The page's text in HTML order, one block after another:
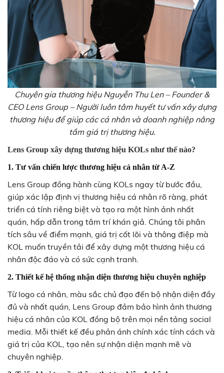
Chuyên gia thương hiệu Nguyễn Thu Len – Founder &
CEO Lens Group – Người luôn tâm huyết tư vấn xây dựng
thương hiệu để giúp các cá nhân và doanh nghiệp nâng
tầm giá trị thương hiệu.
Lens Group xây dựng thương hiệu KOLs như thế nào?
1. Tư vấn chiến lược thương hiệu cá nhân từ A-Z
Lens Group đồng hành cùng KOLs ngay từ bước đầu,
giúp xác lập định vị thương hiệu cá nhân rõ ràng, phát
triển cá tính riêng biệt và tạo ra một hình ảnh nhất
quán, hấp dẫn trong tâm trí khán giả. Chúng tôi phân
tích sâu về điểm mạnh, giá trị cốt lõi và thông điệp mà
KOL muốn truyền tải để xây dựng một thương hiệu cá
nhân độc đáo và có sức cạnh tranh.
2. Thiết kế hệ thống nhận diện thương hiệu chuyên nghiệp
Từ logo cá nhân, màu sắc chủ đạo đến bộ nhận diện đầy
đủ và nhất quán, Lens Group đảm bảo hình ảnh thương
hiệu cá nhân của KOL đồng bộ trên mọi nền tảng social
media. Mỗi thiết kế đều phản ánh chính xác tính cách và
giá trị của KOL, tạo nên sự nhận diện mạnh mẽ và
chuyên nghiệp.